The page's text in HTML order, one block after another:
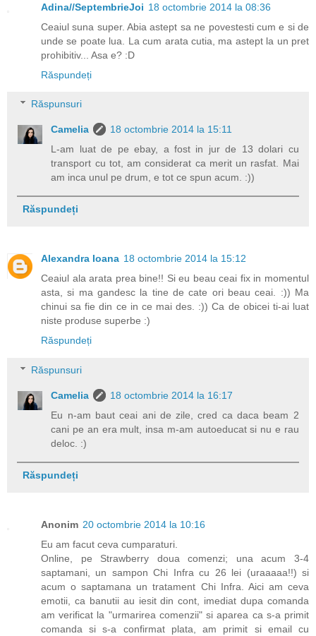
Adina//SeptembrieJoi 18 octombrie 2014 la 08:36
Ceaiul suna super. Abia astept sa ne povestesti cum e si de
unde se poate lua. La cum arata cutia, ma astept la un pret
prohibitiv... Asa e? :D
Răspundeți
Răspunsuri
Camelia
18 octombrie 2014 la 15:11
L-am luat de pe ebay, a fost in jur de 13 dolari cu
transport cu tot, am considerat ca merit un rasfat. Mai
am inca unul pe drum, e tot ce spun acum. :))
Răspundeți
Alexandra Ioana 18 octombrie 2014 la 15:12
Ceaiul ala arata prea bine!! Si eu beau ceai fix in momentul
asta, si ma gandesc la tine de cate ori beau ceai. :)) Ma
chinui sa fie din ce in ce mai des. :)) Ca de obicei ti-ai luat
niste produse superbe :)
Răspundeți
Răspunsuri
Camelia
18 octombrie 2014 la 16:17
Eu n-am baut ceai ani de zile, cred ca daca beam 2
cani pe an era mult, insa m-am autoeducat si nu e rau
deloc. :)
Răspundeți
Anonim 20 octombrie 2014 la 10:16
Eu am facut ceva cumparaturi.
Online, pe Strawberry doua comenzi; una acum 3-4
saptamani, un sampon Chi Infra cu 26 lei (uraaaaa!!) si
acum o saptamana un tratament Chi Infra. Aici am ceva
emotii, ca banutii au iesit din cont, imediat dupa comanda
am verificat la "urmarirea comenzii" si aparea ca s-a primit
comanda si s-a confirmat plata, am primit si email cu